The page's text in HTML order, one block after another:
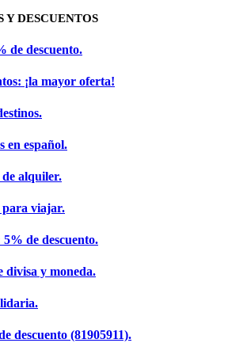
Y DESCUENTOS
de descuento.
¡la mayor oferta!
en español.
de alquiler.
viajar.
de descuento.
divisa y moneda.
descuento (81905911).